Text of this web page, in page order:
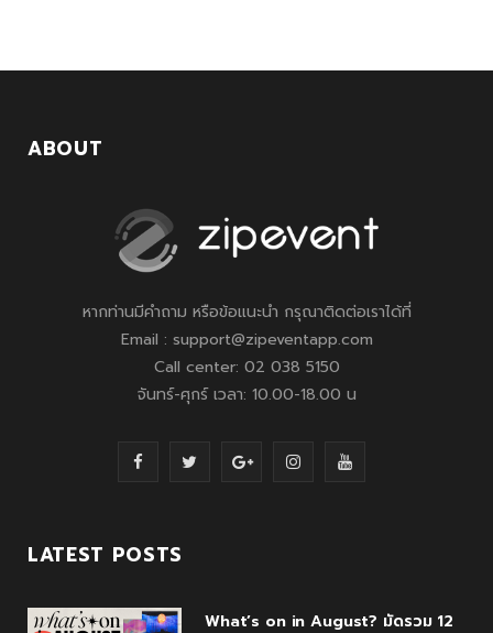
ABOUT
หากท่านมีคำถาม หรือข้อแนะนำ กรุณาติดต่อเราได้ที่
Email : support@zipeventapp.com
Call center: 02 038 5150
จันทร์-ศุกร์ เวลา: 10.00-18.00 น
F
c
b
G
l
I
a
Y
u
LATEST POSTS
What’s on in August? มัดรวม 12